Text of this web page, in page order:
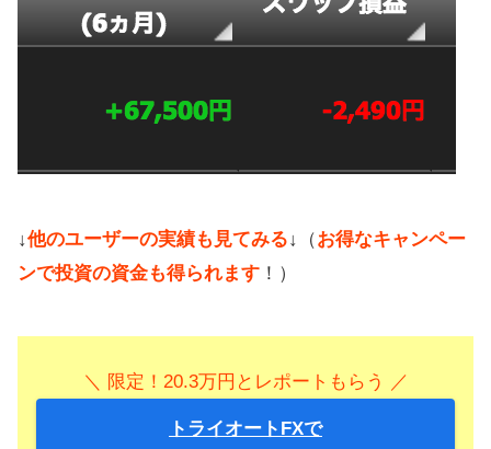
↓他のユーザーの実績も見てみる↓（お得なキャンペー
ンで投資の資金も得られます ！）
＼ 限定！20.3万円とレポートもらう ／
トライオートFXで